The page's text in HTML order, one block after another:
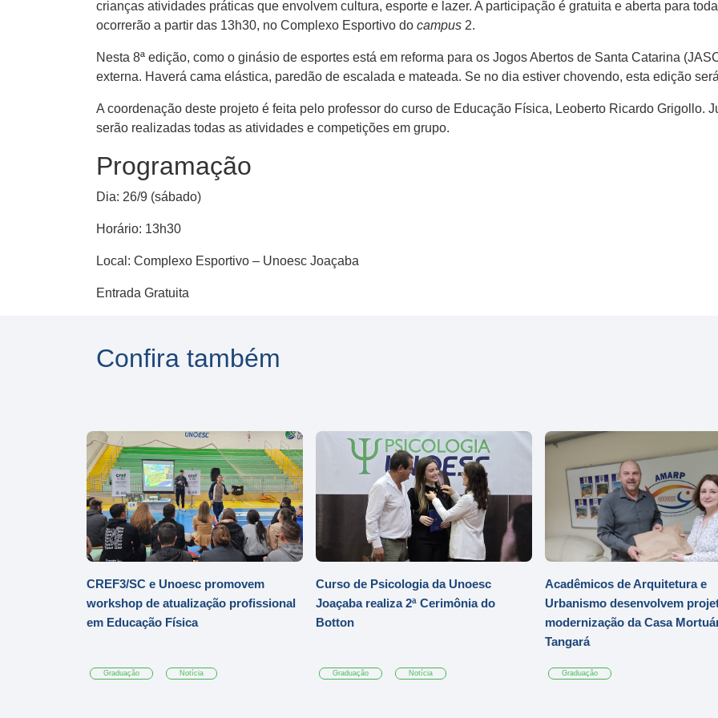
crianças atividades práticas que envolvem cultura, esporte e lazer. A participação é gratuita e aberta para
ocorrerão a partir das 13h30, no Complexo Esportivo do campus 2.
Nesta 8ª edição, como o ginásio de esportes está em reforma para os Jogos Abertos de Santa Catarina
externa. Haverá cama elástica, paredão de escalada e mateada. Se no dia estiver chovendo, esta edição
A coordenação deste projeto é feita pelo professor do curso de Educação Física, Leoberto Ricardo Grigollo.
serão realizadas todas as atividades e competições em grupo.
Programação
Dia: 26/9 (sábado)
Horário: 13h30
Local: Complexo Esportivo – Unoesc Joaçaba
Entrada Gratuita
Confira também
CREF3/SC e Unoesc promovem
workshop de atualização profissional
em Educação Física
Graduação Notícia
Curso de Psicologia da Unoesc
Joaçaba realiza 2ª Cerimônia do
Botton
Graduação Notícia
Acadêmicos de Arquitetura e
Urbanismo desenvolvem
modernização da Casa
Tangará
Graduação